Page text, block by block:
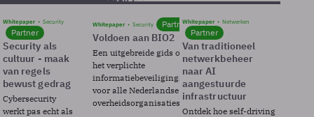
Whitepaper Security
Partner
Security als
cultuur - maak
van regels
bewust gedrag
Cybersecurity
werkt pas echt als
Whitepaper Security Partner
Voldoen aan BIO2
Een uitgebreide gids over BIO2,
het verplichte
informatiebeveiligingsframework
voor alle Nederlandse
overheidsorganisaties.
Whitepaper Netwerken
Partner
Van traditioneel
netwerkbeheer
naar AI
aangestuurde
infrastructuur
Ontdek hoe self-driving